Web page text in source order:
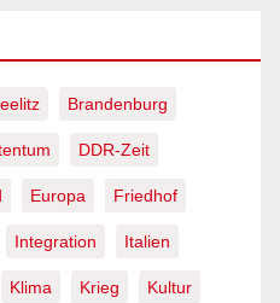
Brandenburg
DDR-Zeit
Europa Friedhof
Integration Italien
Klima Krieg Kultur